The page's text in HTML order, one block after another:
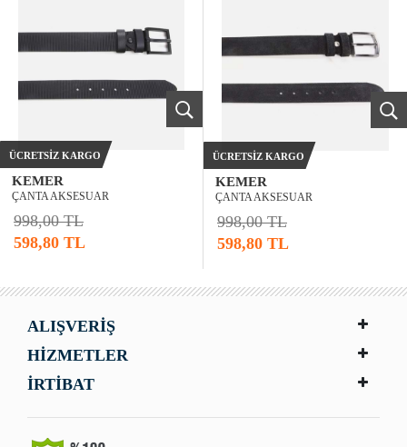
KEMER
ÇANTA AKSESUAR
998,00 TL
598,80 TL
ÜCRETSIZ KARGO
KEMER
ÇANTA AKSESUAR
998,00 TL
598,80 TL
ÜCRETSIZ KARGO
ALIŞVERİŞ
HİZMETLER
İRTİBAT